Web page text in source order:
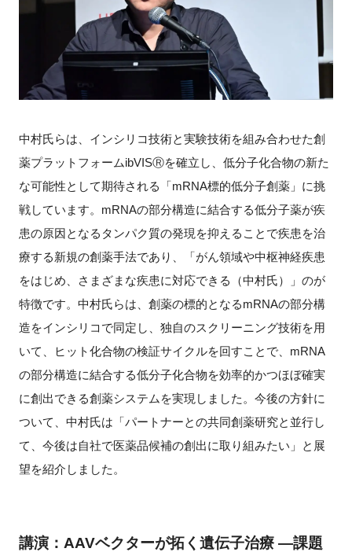
中村氏らは、インシリコ技術と実験技術を組み合わせた創
薬プラットフォームibVISⓇを確立し、低分子化合物の新た
な可能性として期待される「mRNA標的低分子創薬」に挑
戦しています。mRNAの部分構造に結合する低分子薬が疾
患の原因となるタンパク質の発現を抑えることで疾患を治
療する新規の創薬手法であり、「がん領域や中枢神経疾患
をはじめ、さまざまな疾患に対応できる（中村氏）」のが
特徴です。中村氏らは、創薬の標的となるmRNAの部分構
造をインシリコで同定し、独自のスクリーニング技術を用
いて、ヒット化合物の検証サイクルを回すことで、mRNA
の部分構造に結合する低分子化合物を効率的かつほぼ確実
に創出できる創薬システムを実現しました。今後の方針に
ついて、中村氏は「パートナーとの共同創薬研究と並行し
て、今後は自社で医薬品候補の創出に取り組みたい」と展
望を紹介しました。
講演：AAVベクターが拓く遺伝子治療 ―課題